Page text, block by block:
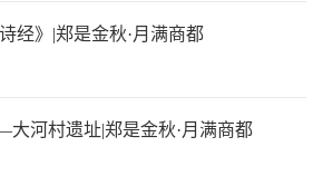
经》|郑是金秋·月满商都
河村遗址|郑是金秋·月满商都